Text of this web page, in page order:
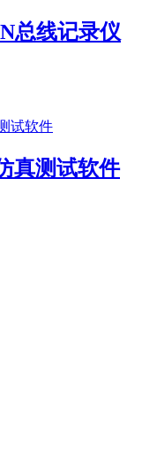
总线记录仪
真测试软件